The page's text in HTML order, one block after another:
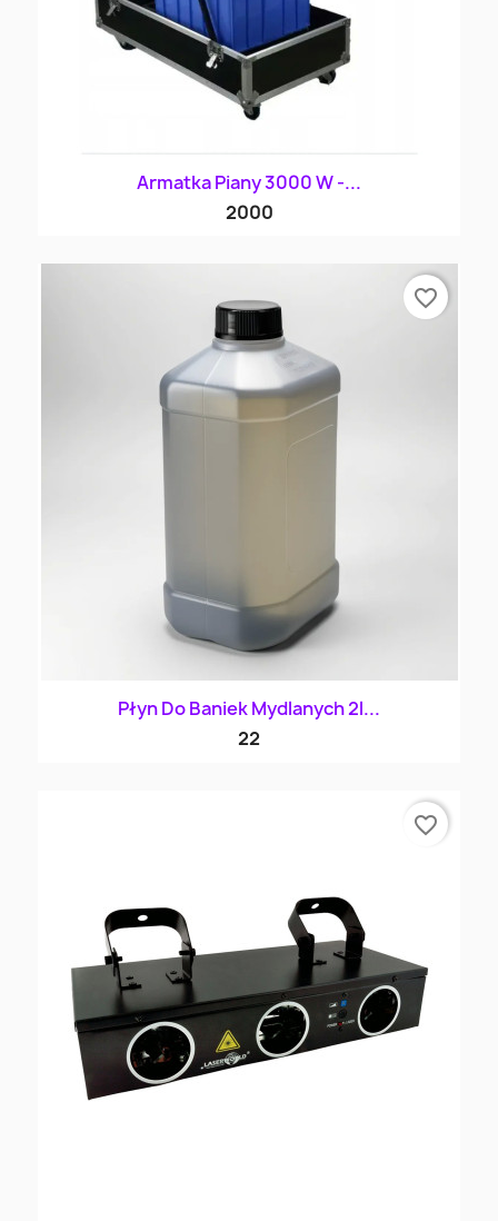
Armatka Piany 3000 W -...
2000
Płyn Do Baniek Mydlanych 2l...
22
favorite_border
favorite_border